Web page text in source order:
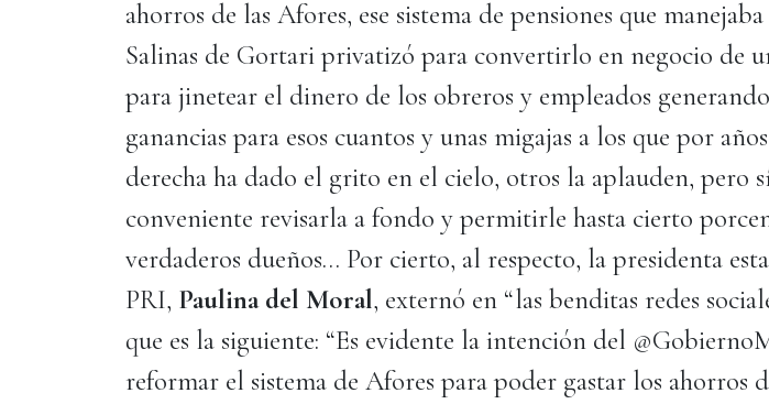
ahorros de las Afores, ese sistema de pensiones que
Salinas de Gortari privatizó para convertirlo en negocio de
para jinetear el dinero de los obreros y empleados
ganancias para esos cuantos y unas migajas a los que por
derecha ha dado el grito en el cielo, otros la aplauden, pero
conveniente revisarla a fondo y permitirle hasta cierto
verdaderos dueños… Por cierto, al respecto, la presidenta
PRI, Paulina del Moral, externó en “las benditas redes
que es la siguiente: “Es evidente la intención del
reformar el sistema de Afores para poder gastar los ahorros